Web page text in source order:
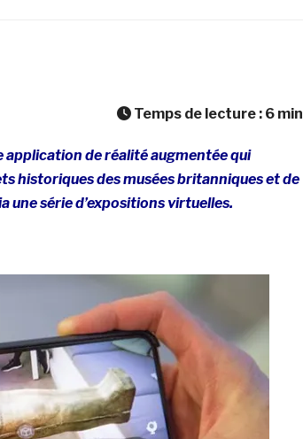
Temps de lecture : 6 min
application de réalité augmentée qui
historiques des musées britanniques et de
une série d’expositions virtuelles.